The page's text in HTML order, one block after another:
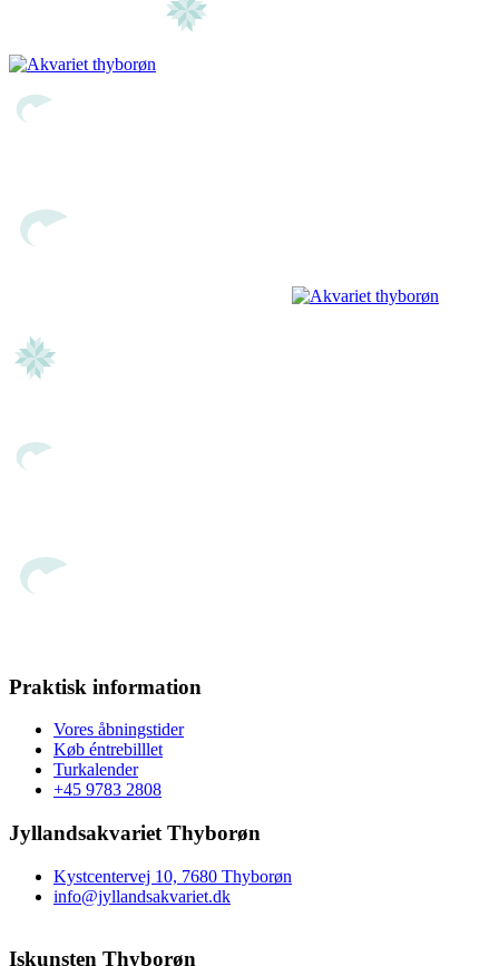
Praktisk information
Vores åbningstider
Køb éntrebilllet
Turkalender
+45 9783 2808
Jyllandsakvariet Thyborøn
Kystcentervej 10, 7680 Thyborøn
info@jyllandsakvariet.dk
Iskunsten Thyborøn